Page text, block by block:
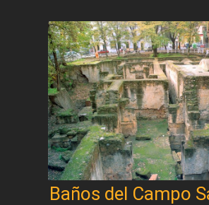
Baños del Campo